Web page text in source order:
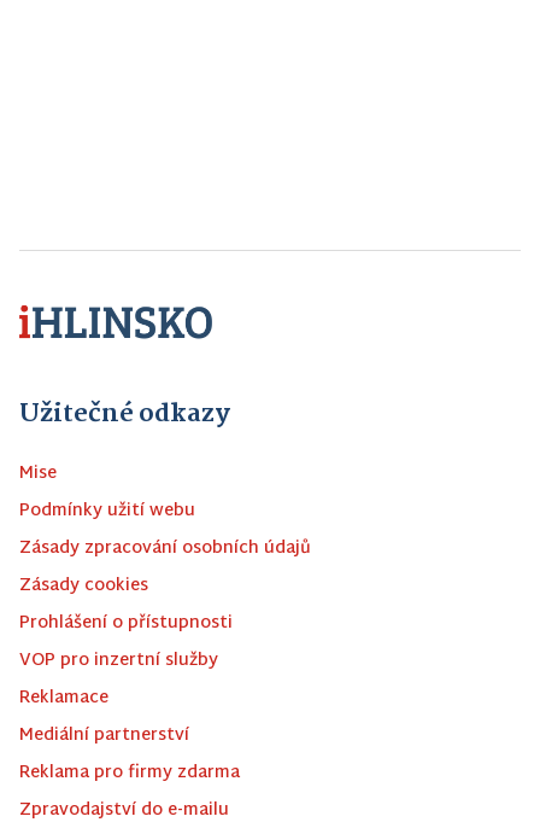
Užitečné odkazy
Mise
Podmínky užití webu
Zásady zpracování osobních údajů
Zásady cookies
Prohlášení o přístupnosti
VOP pro inzertní služby
Reklamace
Mediální partnerství
Reklama pro firmy zdarma
Zpravodajství do e-mailu